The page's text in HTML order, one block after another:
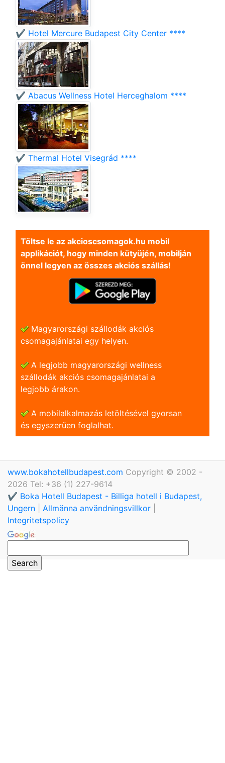
✔️ Hotel Mercure Budapest City Center ****
✔️ Abacus Wellness Hotel Herceghalom ****
✔️ Thermal Hotel Visegrád ****
Töltse le az akcioscsomagok.hu mobil
applikációt, hogy minden kütyüjén, mobilján
önnel legyen az összes akciós szállás!
Magyarországi szállodák akciós
csomagajánlatai egy helyen.
A legjobb magyarországi wellness
szállodák akciós csomagajánlatai a
legjobb árakon.
A mobilalkalmazás letöltésével gyorsan
és egyszerũen foglalhat.
www.bokahotellbudapest.com Copyright © 2002 -
2026 Tel: +36 (1) 227-9614
✔️ Boka Hotell Budapest - Billiga hotell i Budapest,
Ungern
Allmänna användningsvillkor
Integritetspolicy